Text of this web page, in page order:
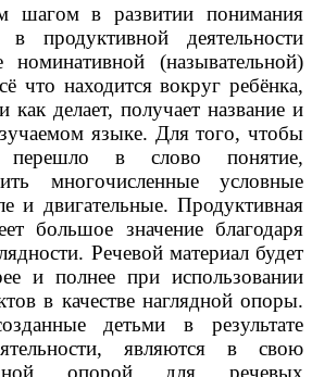
в развитии понимания
в продуктивной деятельности
номинативной (назывательной)
что находится вокруг ребёнка,
как делает, получает название и
языке. Для того, чтобы
перешло в слово понятие,
многочисленные условные
и двигательные. Продуктивная
большое значение благодаря
Речевой материал будет
и полнее при использовании
в качестве наглядной опоры.
детьми в результате
являются в свою
опорой для речевых